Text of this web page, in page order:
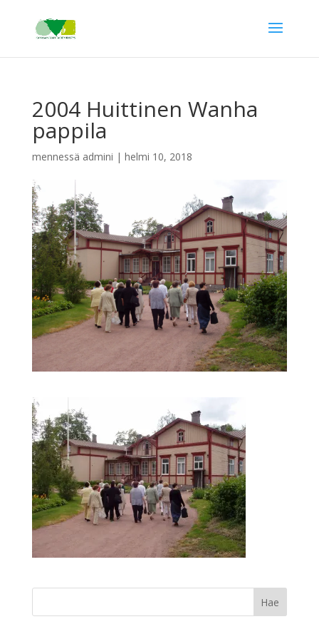
2004 Huittinen Wanha
pappila
mennessä admini | helmi 10, 2018